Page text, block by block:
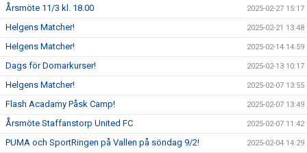
Årsmöte 11/3 kl. 18.00 2025-02-27 15:17
Helgens Matcher! 2025-02-21 13:48
Helgens Matcher! 2025-02-14 14:59
Dags för Domarkurser! 2025-02-13 10:17
Helgens Matcher! 2025-02-07 13:55
Flash Acadamy Påsk Camp! 2025-02-07 13:49
Årsmöte Staffanstorp United FC 2025-02-07 11:42
PUMA och SportRingen på Vallen på söndag 9/2! 2025-02-04 14:29